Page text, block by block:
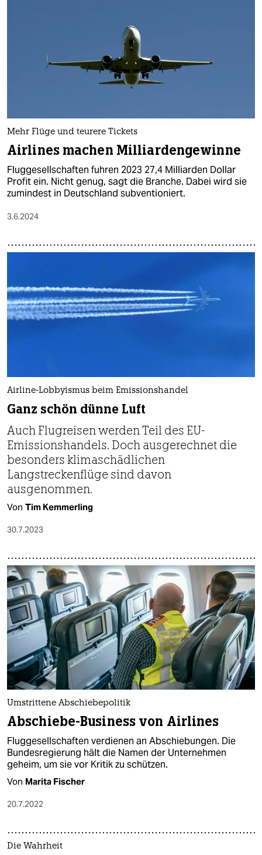
Mehr Flüge und teurere Tickets
Airlines machen Milliardengewinne
Fluggesellschaften fuhren 2023 27,4 Milliarden Dollar
Profit ein. Nicht genug, sagt die Branche. Dabei wird sie
zumindest in Deutschland subventioniert.
3.6.2024
Airline-Lobbyismus beim Emissionshandel
Ganz schön dünne Luft
Auch Flugreisen werden Teil des EU-
Emissionshandels. Doch ausgerechnet die
besonders klimaschädlichen
Langstreckenflüge sind davon
ausgenommen.
Von Tim Kemmerling
30.7.2023
Umstrittene Abschiebepolitik
Abschiebe-Business von Airlines
Fluggesellschaften verdienen an Abschiebungen. Die
Bundesregierung hält die Namen der Unternehmen
geheim, um sie vor Kritik zu schützen.
Von Marita Fischer
20.7.2022
Die Wahrheit